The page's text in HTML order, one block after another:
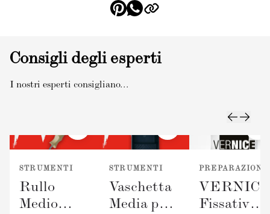
Consigli degli esperti
I nostri esperti consigliano...
STRUMENTI
Rullo
Medio
STRUMENTI
Vaschetta
Media per
PREPARAZIONE
Fissativo